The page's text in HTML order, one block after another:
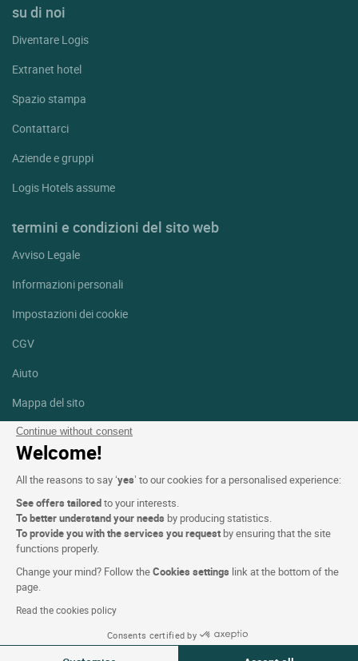
Continue without consent
Welcome!
All the reasons to say ‘yes’ to our cookies for a personalised experience:
See offers tailoredto your interests.
To better understand your needs by producing statistics.
To provide you with the services you request by ensuring that the site
functions properly.
Change your mind? Follow theCookies settings link at the bottom of the
page.
Read the cookies policy
Consents certified by
su di noi
Diventare Logis
Extranet hotel
Spazio stampa
Contattarci
Aziende e gruppi
Logis Hotels assume
termini e condizioni del sito web
Avviso Legale
Informazioni personali
Impostazioni dei cookie
CGV
Aiuto
Mappa del sito
Crediti fotografici
Facebook
Instagram
Linkedin
bySIWAY